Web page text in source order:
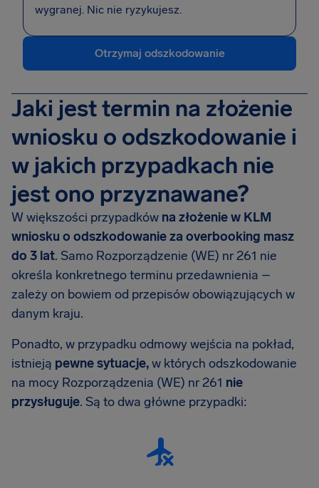
wygranej. Nic nie ryzykujesz.
Otrzymaj odszkodowanie
Jaki jest termin na złożenie
wniosku o odszkodowanie i
w jakich przypadkach nie
jest ono przyznawane?
W większości przypadków na złożenie w KLM
wniosku o odszkodowanie za overbooking masz
do 3 lat. Samo Rozporządzenie (WE) nr 261 nie
określa konkretnego terminu przedawnienia –
zależy on bowiem od przepisów obowiązujących w
danym kraju.
Ponadto, w przypadku odmowy wejścia na pokład,
istnieją pewne sytuacje,w których odszkodowanie
na mocy Rozporządzenia (WE) nr 261 nie
przysługuje. Są to dwa główne przypadki: